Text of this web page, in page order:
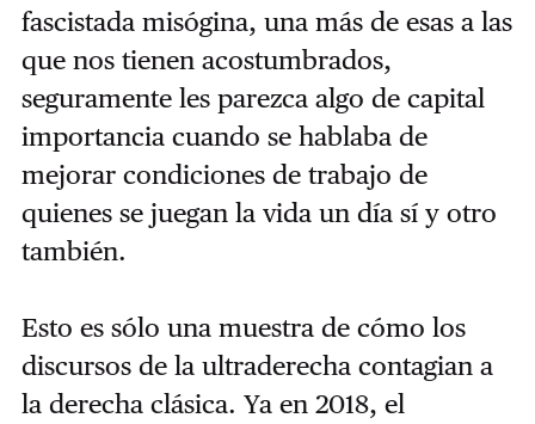
fascistada misógina, una más de esas a las
que nos tienen acostumbrados,
seguramente les parezca algo de capital
importancia cuando se hablaba de
mejorar condiciones de trabajo de
quienes se juegan la vida un día sí y otro
también.
Esto es sólo una muestra de cómo los
discursos de la ultraderecha contagian a
la derecha clásica. Ya en 2018, el